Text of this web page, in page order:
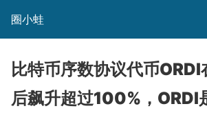
圈小蛙
比特币序数协议代币
后飙升超过100%，ORDI